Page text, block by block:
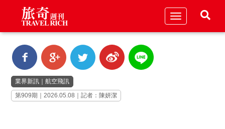
Toggle
業界新訊 ｜航空飛訊
第909期｜2026.05.08｜記者：陳妍潔